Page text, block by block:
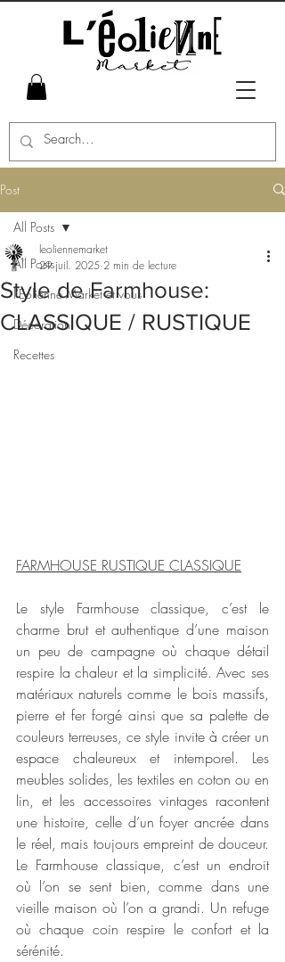
Post
All Posts
l'Eolienne Market et vous
Décoration
Recettes
All Posts
Style de Farmhouse:
CLASSIQUE / RUSTIQUE
leoliennemarket
29 juil. 2025 2 min de lecture
FARMHOUSE RUSTIQUE CLASSIQUE
Le style Farmhouse classique, c’est le
charme brut et authentique d’une maison
un peu de campagne où chaque détail
respire la chaleur et la simplicité. Avec ses
matériaux naturels comme le bois massifs,
pierre et fer forgé ainsi que sa palette de
couleurs terreuses, ce style invite à créer un
espace chaleureux et intemporel. Les
meubles solides, les textiles en coton ou en
lin, et les accessoires vintages racontent
une histoire, celle d’un foyer ancrée dans
le réel, mais toujours empreint de douceur.
Le Farmhouse classique, c’est un endroit
où l’on se sent bien, comme dans une
vieille maison où l’on a grandi. Un refuge
où chaque coin respire le confort et la
sérénité.